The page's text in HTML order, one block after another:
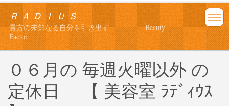
Ｒ Ａ Ｄ Ｉ Ｕ Ｓ
貴方の未知なる自分を引き出す Beauty
Factor
０６月の 毎週火曜以外 の
定休日 【 美容室 ﾗﾃﾞｨｳｽ